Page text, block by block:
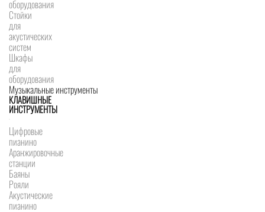
оборудования
Стойки
для
акустических
систем
Шкафы
для
оборудования
Музыкальные инструменты
КЛАВИШНЫЕ
ИНСТРУМЕНТЫ
Цифровые
пианино
Аранжировочные
станции
Баяны
Рояли
Акустические
пианино